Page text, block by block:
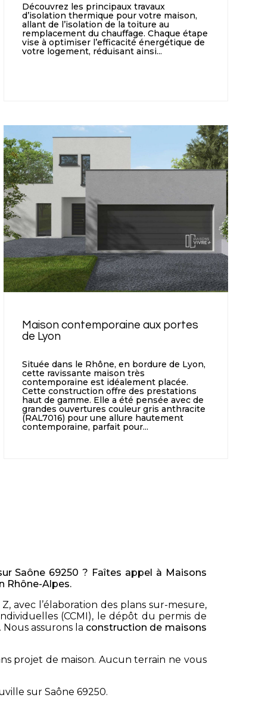
Découvrez les principaux travaux
d’isolation thermique pour votre maison,
allant de l’isolation de la toiture au
remplacement du chauffage. Chaque étape
vise à optimiser l’efficacité énergétique de
votre logement, réduisant ainsi...
Maison contemporaine aux portes
de Lyon
Située dans le Rhône, en bordure de Lyon,
cette ravissante maison très
contemporaine est idéalement placée.
Cette construction offre des prestations
haut de gamme. Elle a été pensée avec de
grandes ouvertures couleur gris anthracite
(RAL7016) pour une allure hautement
contemporaine, parfait pour...
Saône 69250 ? Faîtes appel à Maisons
Rhône-Alpes.
Z, avec l’élaboration des plans sur-mesure,
(CCMI), le dépôt du permis de
assurons la construction de maisons
projet de maison. Aucun terrain ne vous
sur Saône 69250.